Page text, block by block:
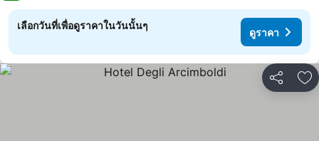
เลือกวันที่เพื่อดูราคาในวันนั้นๆ
ดูราคา
แชร์ เ